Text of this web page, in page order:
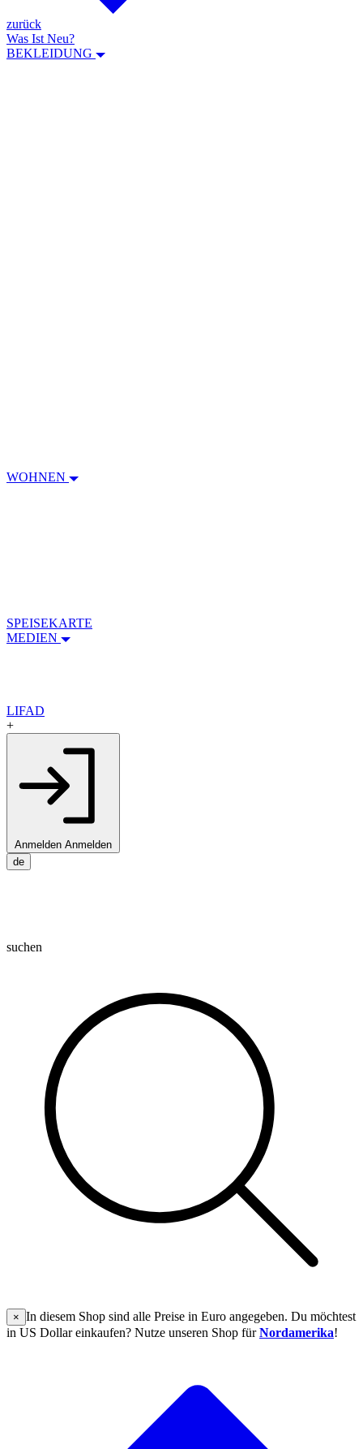
zurück
Was Ist Neu?
BEKLEIDUNG
WOHNEN
SPEISEKARTE
MEDIEN
LIFAD
+
Anmelden Anmelden
de
suchen
× In diesem Shop sind alle Preise in Euro angegeben. Du möchtest
in US Dollar einkaufen? Nutze unseren Shop fürNordamerika!